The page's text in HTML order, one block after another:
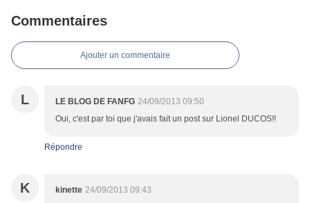
Commentaires
Ajouter un commentaire
L LE BLOG DE FANFG 24/09/2013 09:50
Oui, c'est par toi que j'avais fait un post sur Lionel DUCOS!!
Répondre
K kinette 24/09/2013 09:43